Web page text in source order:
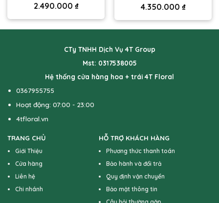
2.490.000 ₫
4.350.000 ₫
CTy TNHH Dịch Vụ 4T Group
Mst: 0317538005
Hệ thống cửa hàng hoa + trái 4T Floral
0367955755
Hoạt động: 07:00 - 23:00
4tfloral.vn
TRANG CHỦ
Giới Thiệu
Cửa hàng
Liên hệ
Chi nhánh
HỖ TRỢ KHÁCH HÀNG
Phương thức thanh toán
Bảo hành và đổi trả
Quy định vận chuyển
Bảo mật thông tin